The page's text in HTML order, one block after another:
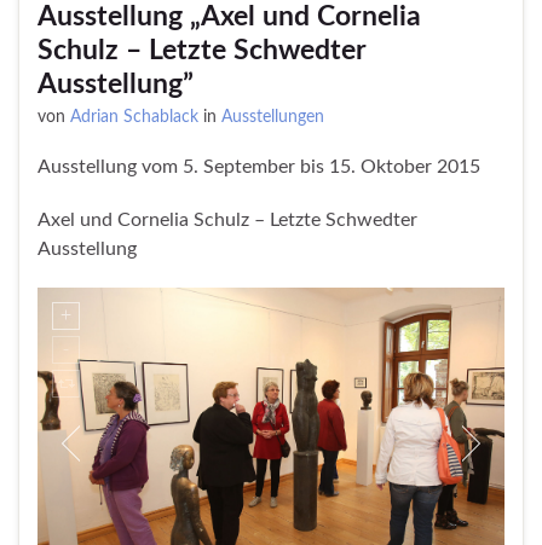
Ausstellung „Axel und Cornelia
Schulz – Letzte Schwedter
Ausstellung”
von Adrian Schablack in Ausstellungen
Ausstellung vom 5. September bis 15. Oktober 2015
Axel und Cornelia Schulz – Letzte Schwedter
Ausstellung